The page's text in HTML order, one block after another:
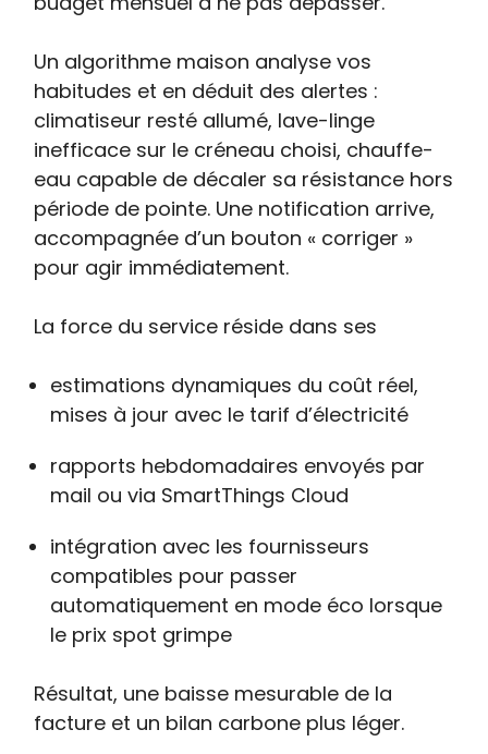
Un algorithme maison analyse vos
habitudes et en déduit des alertes :
climatiseur resté allumé, lave-linge
inefficace sur le créneau choisi, chauffe-
eau capable de décaler sa résistance hors
période de pointe. Une notification arrive,
accompagnée d’un bouton « corriger »
pour agir immédiatement.
La force du service réside dans ses
estimations dynamiques du coût réel,
mises à jour avec le tarif d’électricité
rapports hebdomadaires envoyés par
mail ou via SmartThings Cloud
intégration avec les fournisseurs
compatibles pour passer
automatiquement en mode éco lorsque
le prix spot grimpe
Résultat, une baisse mesurable de la
facture et un bilan carbone plus léger.